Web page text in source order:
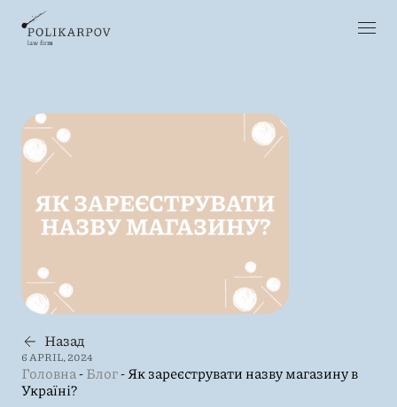
Назад
6 APRIL, 2024
Головна-Блог-Як зареєструвати назву магазину в
Україні?